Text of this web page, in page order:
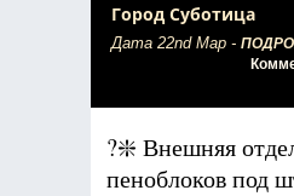
Город Суботица
Дата 22nd Мар -
?❇️ Внешняя
пеноблоков под